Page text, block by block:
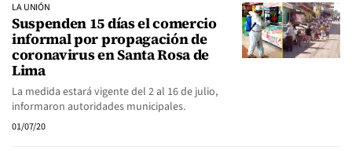
LA UNIÓN
Suspenden 15 días el comercio
informal por propagación de
coronavirus en Santa Rosa de
Lima
La medida estará vigente del 2 al 16 de julio,
informaron autoridades municipales.
01/07/20